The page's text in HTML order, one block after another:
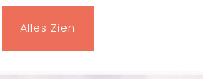
Alles Zien